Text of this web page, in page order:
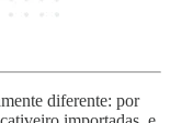
diferente: por